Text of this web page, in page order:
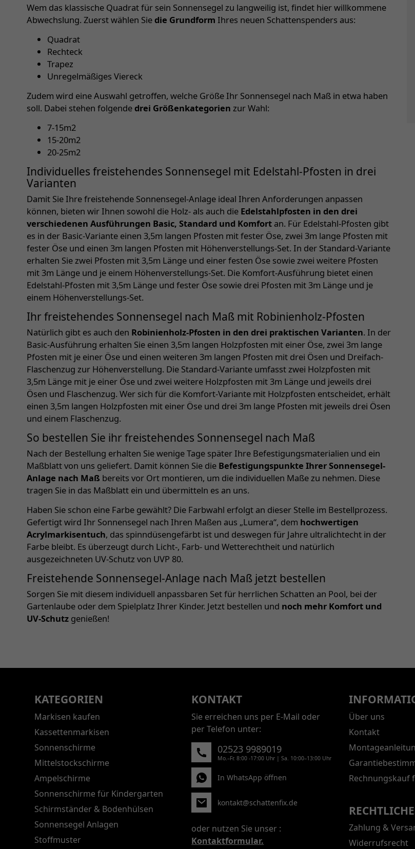
Wem das klassische Quadrat für sein Sonnensegel zu langweilig ist, findet hier willkommene
Abwechslung. Zuerst wählen Siedie Grundform Ihres neuen Schattenspenders aus:
Quadrat
Rechteck
Trapez
Unregelmäßiges Viereck
Zudem wird eine Auswahl getroffen, welche Größe Ihr Sonnensegel nach Maß in etwa haben
soll. Dabei stehen folgendedrei Größenkategorien zur Wahl:
7-15m2
15-20m2
20-25m2
Individuelles freistehendes Sonnensegel mit Edelstahl-Pfosten in drei
Varianten
Damit Sie Ihre freistehende Sonnensegel-Anlage ideal Ihren Anforderungen anpassen
können, bieten wir Ihnen sowohl die Holz- als auch die Edelstahlpfosten in den drei
verschiedenen Ausführungen Basic, Standard und Komfort an. Für Edelstahl-Pfosten gibt
es in der Basic-Variante einen 3,5m langen Pfosten mit fester Öse, zwei 3m lange Pfosten mit
fester Öse und einen 3m langen Pfosten mit Höhenverstellungs-Set. In der Standard-Variante
erhalten Sie zwei Pfosten mit 3,5m Länge und einer festen Öse sowie zwei weitere Pfosten
mit 3m Länge und je einem Höhenverstellungs-Set. Die Komfort-Ausführung bietet einen
Edelstahl-Pfosten mit 3,5m Länge und fester Öse sowie drei Pfosten mit 3m Länge und je
einem Höhenverstellungs-Set.
Ihr freistehendes Sonnensegel nach Maß mit Robinienholz-Pfosten
Natürlich gibt es auch den Robinienholz-Pfosten in den drei praktischen Varianten. In der
Basic-Ausführung erhalten Sie einen 3,5m langen Holzpfosten mit einer Öse, zwei 3m lange
Pfosten mit je einer Öse und einen weiteren 3m langen Pfosten mit drei Ösen und Dreifach-
Flaschenzug zur Höhenverstellung. Die Standard-Variante umfasst zwei Holzpfosten mit
3,5m Länge mit je einer Öse und zwei weitere Holzpfosten mit 3m Länge und jeweils drei
Ösen und Flaschenzug. Wer sich für die Komfort-Variante mit Holzpfosten entscheidet, erhält
einen 3,5m langen Holzpfosten mit einer Öse und drei 3m lange Pfosten mit jeweils drei Ösen
und einem Flaschenzug.
So bestellen Sie ihr freistehendes Sonnensegel nach Maß
Nach der Bestellung erhalten Sie wenige Tage später Ihre Befestigungsmaterialien und ein
Maßblatt von uns geliefert. Damit können Sie die Befestigungspunkte Ihrer Sonnensegel-
Anlage nach Maß bereits vor Ort montieren, um die individuellen Maße zu nehmen. Diese
tragen Sie in das Maßblatt ein und übermitteln es an uns.
Haben Sie schon eine Farbe gewählt? Die Farbwahl erfolgt an dieser Stelle im Bestellprozess.
Gefertigt wird Ihr Sonnensegel nach Ihren Maßen aus „Lumera“, dem hochwertigen
Acrylmarkisentuch, das spinndüsengefärbt ist und deswegen für Jahre ultralichtecht in der
Farbe bleibt. Es überzeugt durch Licht-, Farb- und Wetterechtheit und natürlich
ausgezeichneten UV-Schutz von UVP 80.
Freistehende Sonnensegel-Anlage nach Maß jetzt bestellen
Sorgen Sie mit diesem individuell anpassbaren Set für herrlichen Schatten an Pool, bei der
Gartenlaube oder dem Spielplatz Ihrer Kinder. Jetzt bestellen und noch mehr Komfort und
UV-Schutz genießen!
KATEGORIEN
Markisen kaufen
Kassettenmarkisen
Sonnenschirme
Mittelstockschirme
Ampelschirme
Sonnenschirme für Kindergarten
Schirmständer & Bodenhülsen
Sonnensegel Anlagen
Stoffmuster
KONTAKT
Sie erreichen uns per E-Mail oder
per Telefon unter:
02523 9989019
Mo.–Fr. 8:00 -17:00 Uhr | Sa. 10:00–13:00 Uhr
In WhatsApp öffnen
kontakt@schattenfix.de
oder nutzen Sie unser :
Kontaktformular.
Über uns
Kontakt
Rechnungskauf
Zahlung &
Widerrufsrecht